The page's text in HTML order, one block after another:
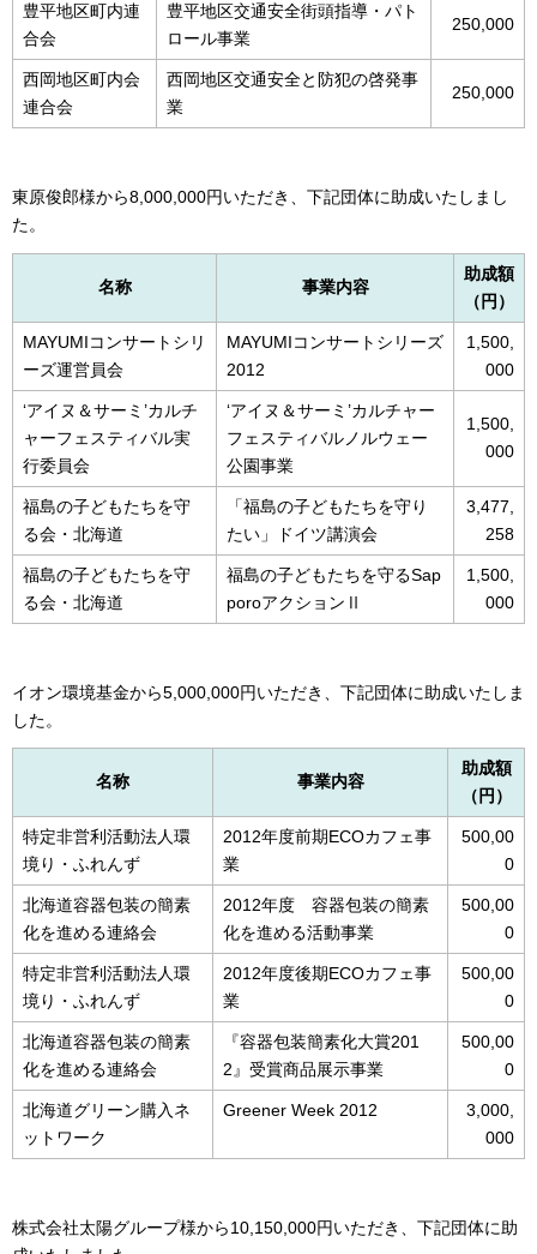
豊平地区町内連
合会
豊平地区交通安全街頭指導・パト
ロール事業
250,000
西岡地区町内会
連合会
西岡地区交通安全と防犯の啓発事
業
250,000
東原俊郎様から8,000,000円いただき、下記団体に助成いたしまし
た。
名称 事業内容
助成額
（円）
MAYUMIコンサートシリ
ーズ運営員会
MAYUMIコンサートシリーズ
2012
1,500,
000
‘アイヌ＆サーミ’カルチ
ャーフェスティバル実
行委員会
‘アイヌ＆サーミ’カルチャー
フェスティバルノルウェー
公園事業
1,500,
000
福島の子どもたちを守
る会・北海道
「福島の子どもたちを守り
たい」ドイツ講演会
3,477,
258
福島の子どもたちを守
る会・北海道
福島の子どもたちを守るSap
poroアクションⅡ
1,500,
000
イオン環境基金から5,000,000円いただき、下記団体に助成いたしま
した。
名称 事業内容
助成額
（円）
特定非営利活動法人環
境り・ふれんず
2012年度前期ECOカフェ事
業
500,00
0
北海道容器包装の簡素
化を進める連絡会
2012年度 容器包装の簡素
化を進める活動事業
500,00
0
特定非営利活動法人環
境り・ふれんず
2012年度後期ECOカフェ事
業
500,00
0
北海道容器包装の簡素
化を進める連絡会
『容器包装簡素化大賞201
2』受賞商品展示事業
500,00
0
北海道グリーン購入ネ
ットワーク
Greener Week 2012
3,000,
000
株式会社太陽グループ様から10,150,000円いただき、下記団体に助